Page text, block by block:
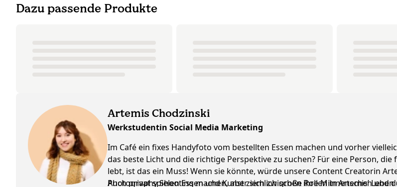
Dazu passende Produkte
Artemis Chodzinski
Werkstudentin Social Media Marketing
Im Café ein fixes Handyfoto vom bestellten Essen machen und vorher
das beste Licht und die richtige Perspektive zu suchen? Für eine Person,
lebt, ist das ein Muss! Wenn sie könnte, würde unsere Content Creatorin
Photography Shooting machen, aber sich zwischen ihre Mitmenschen und
Auch privat spielen Essen und Kunst ziemlich große Rollen in Artemis’